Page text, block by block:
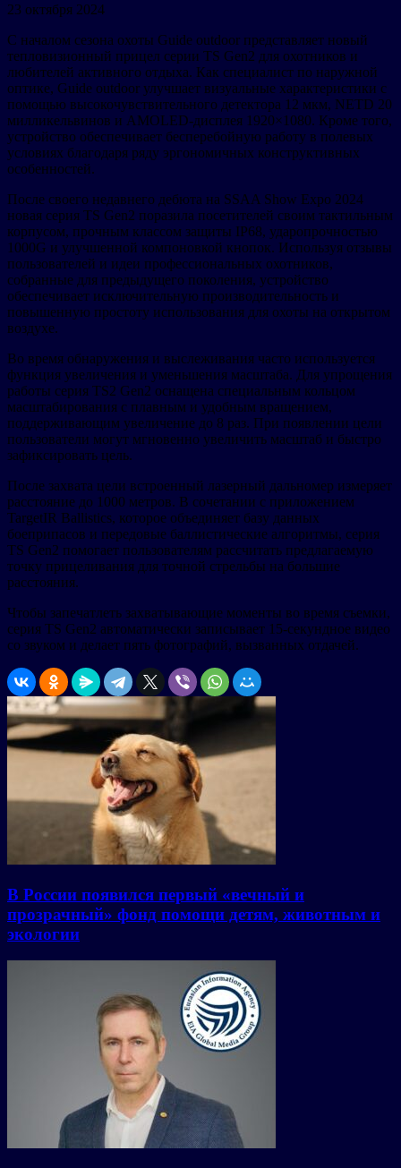
23 октября 2024
С началом сезона охоты Guide outdoor представляет новый
тепловизионный прицел серии TS Gen2 для охотников и
любителей активного отдыха. Как специалист по наружной
оптике, Guide outdoor улучшает визуальные характеристики с
помощью высокочувствительного детектора 12 мкм, NETD 20
милликельвинов и AMOLED-дисплея 1920×1080. Кроме того,
устройство обеспечивает бесперебойную работу в полевых
условиях благодаря ряду эргономичных конструктивных
особенностей.
После своего недавнего дебюта на SSAA Show Expo 2024
новая серия TS Gen2 поразила посетителей своим тактильным
корпусом, прочным классом защиты IP68, ударопрочностью
1000G и улучшенной компоновкой кнопок. Используя отзывы
пользователей и идеи профессиональных охотников,
собранные для предыдущего поколения, устройство
обеспечивает исключительную производительность и
повышенную простоту использования для охоты на открытом
воздухе.
Во время обнаружения и выслеживания часто используется
функция увеличения и уменьшения масштаба. Для упрощения
работы серия TS2 Gen2 оснащена специальным кольцом
масштабирования с плавным и удобным вращением,
поддерживающим увеличение до 8 раз. При появлении цели
пользователи могут мгновенно увеличить масштаб и быстро
зафиксировать цель.
После захвата цели встроенный лазерный дальномер измеряет
расстояние до 1000 метров. В сочетании с приложением
TargetIR Ballistics, которое объединяет базу данных
боеприпасов и передовые баллистические алгоритмы, серия
TS Gen2 помогает пользователям рассчитать предлагаемую
точку прицеливания для точной стрельбы на большие
расстояния.
Чтобы запечатлеть захватывающие моменты во время съемки,
серия TS Gen2 автоматически записывает 15-секундное видео
со звуком и делает пять фотографий, вызванных отдачей.
В России появился первый «вечный и
прозрачный» фонд помощи детям, животным и
экологии